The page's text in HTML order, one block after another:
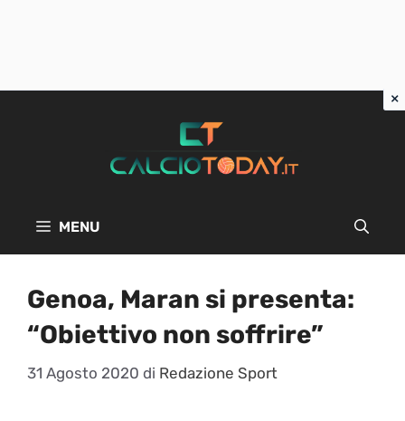
MENU
Genoa, Maran si presenta:
“Obiettivo non soffrire”
31 Agosto 2020 di Redazione Sport